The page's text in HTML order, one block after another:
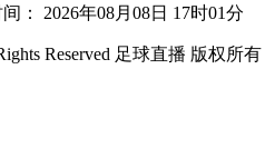
： 2026年08月08日 17时01分
Reserved 足球直播 版权所有